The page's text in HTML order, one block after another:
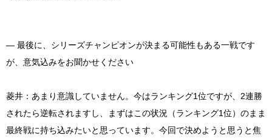
― 最後に、シリーズチャンピオンが決まる可能性もある一戦です
が、意気込みをお聞かせください
菱井：あまり意識していません。今はランキング1位ですが、2連勝
されたら逆転されますし、まずはこの状況（ランキング1位）のまま
最終戦に持ち込みたいと思っています。今回で決めようと思うと焦